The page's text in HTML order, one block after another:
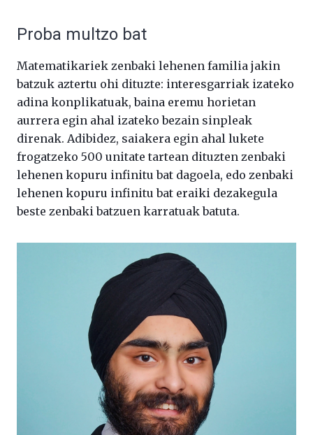
Proba multzo bat
Matematikariek zenbaki lehenen familia jakin
batzuk aztertu ohi dituzte: interesgarriak izateko
adina konplikatuak, baina eremu horietan
aurrera egin ahal izateko bezain sinpleak
direnak. Adibidez, saiakera egin ahal lukete
frogatzeko 500 unitate tartean dituzten zenbaki
lehenen kopuru infinitu bat dagoela, edo zenbaki
lehenen kopuru infinitu bat eraiki dezakegula
beste zenbaki batzuen karratuak batuta.